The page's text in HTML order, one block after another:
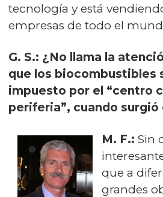
tecnología y está
empresas de todo el
G. S.: ¿No llama la
que los biocombustibles
impuesto por el “centro
periferia”, cuando surgió
M. F.: Sin
que a
grandes